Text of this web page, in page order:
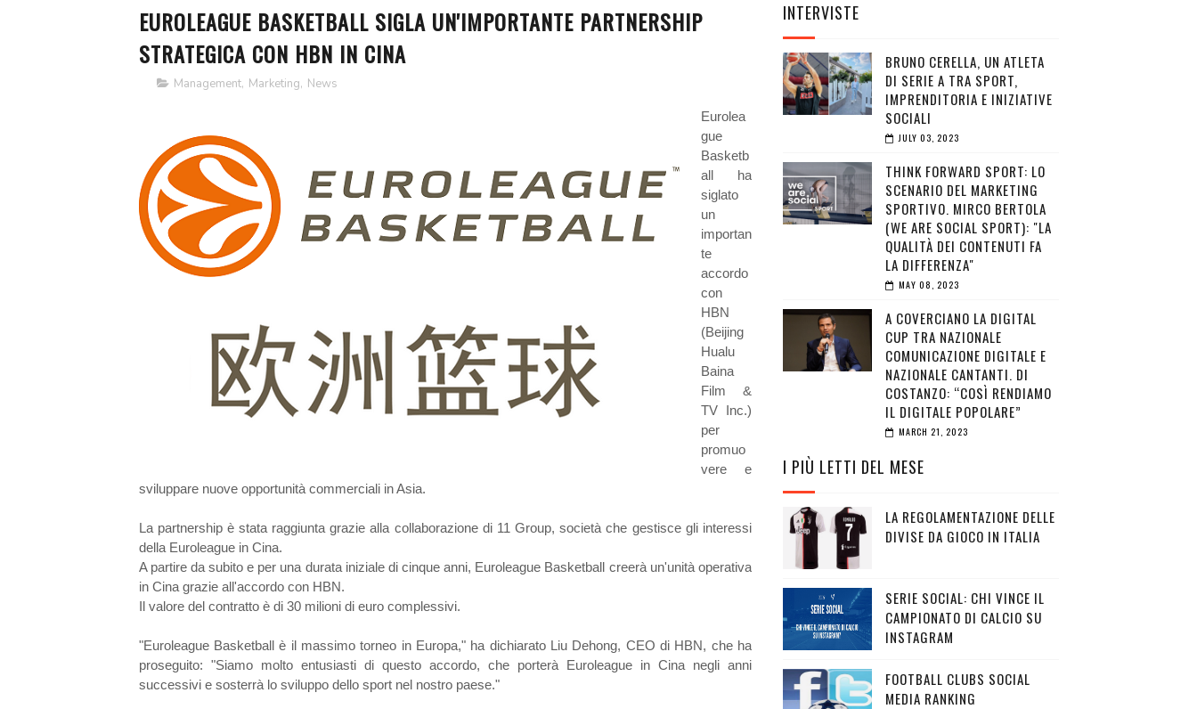
EUROLEAGUE BASKETBALL SIGLA UN'IMPORTANTE PARTNERSHIP
STRATEGICA CON HBN IN CINA
Management, Marketing, News
Eurolea
gue
Basketb
all ha
siglato
un
importan
te
accordo
con
HBN
(Beijing
Hualu
Baina
Film &
TV Inc.)
per
promuo
vere e
sviluppare nuove opportunità commerciali in Asia.
La partnership è stata raggiunta grazie alla collaborazione di 11 Group, società che gestisce gli interessi
della Euroleague in Cina.
A partire da subito e per una durata iniziale di cinque anni, Euroleague Basketball creerà un'unità operativa
in Cina grazie all'accordo con HBN.
Il valore del contratto è di 30 milioni di euro complessivi.
"Euroleague Basketball è il massimo torneo in Europa," ha dichiarato Liu Dehong, CEO di HBN, che ha
proseguito: "Siamo molto entusiasti di questo accordo, che porterà Euroleague in Cina negli anni
successivi e sosterrà lo sviluppo dello sport nel nostro paese."
INTERVISTE
BRUNO CERELLA, UN ATLETA
DI SERIE A TRA SPORT,
IMPRENDITORIA E INIZIATIVE
SOCIALI
JULY 03, 2023
THINK FORWARD SPORT: LO
SCENARIO DEL MARKETING
SPORTIVO. MIRCO BERTOLA
(WE ARE SOCIAL SPORT): "LA
QUALITÀ DEI CONTENUTI FA
LA DIFFERENZA"
MAY 08, 2023
A COVERCIANO LA DIGITAL
CUP TRA NAZIONALE
COMUNICAZIONE DIGITALE E
NAZIONALE CANTANTI. DI
COSTANZO: “COSÌ RENDIAMO
IL DIGITALE POPOLARE”
MARCH 21, 2023
I PIÙ LETTI DEL MESE
LA REGOLAMENTAZIONE DELLE
DIVISE DA GIOCO IN ITALIA
SERIE SOCIAL: CHI VINCE IL
CAMPIONATO DI CALCIO SU
INSTAGRAM
FOOTBALL CLUBS SOCIAL
MEDIA RANKING